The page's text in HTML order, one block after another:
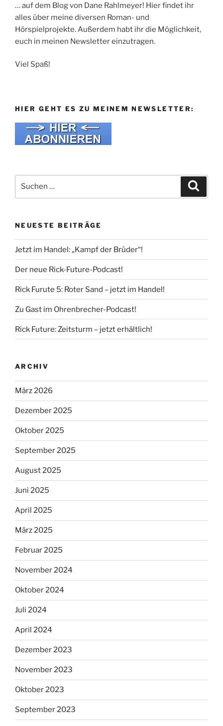
… auf dem Blog von Dane Rahlmeyer! Hier findet ihr
alles über meine diversen Roman- und
Hörspielprojekte. Außerdem habt ihr die Möglichkeit,
euch in meinen Newsletter einzutragen.
Viel Spaß!
HIER GEHT ES ZU MEINEM NEWSLETTER:
nach:
NEUESTE BEITRÄGE
Jetzt im Handel: „Kampf der Brüder“!
Der neue Rick-Future-Podcast!
Rick Furute 5: Roter Sand – jetzt im Handel!
Zu Gast im Ohrenbrecher-Podcast!
Rick Future: Zeitsturm – jetzt erhältlich!
ARCHIV
März 2026
Dezember 2025
Oktober 2025
September 2025
August 2025
Juni 2025
April 2025
März 2025
Februar 2025
November 2024
Oktober 2024
Juli 2024
April 2024
Dezember 2023
November 2023
Oktober 2023
September 2023